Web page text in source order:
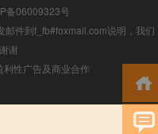
备06009323号
邮件到f_fb#foxmail.com说明，我们
谢
性广告及商业合作